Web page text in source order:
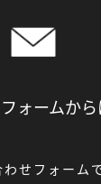
ォームから
わせフォーム